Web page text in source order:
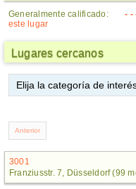
Generalmente calificado: - -
este lugar
Lugares cercanos
3001
Franziusstr. 7, Düsseldorf (99